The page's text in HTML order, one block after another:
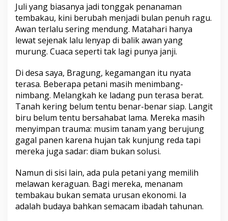
Juli yang biasanya jadi tonggak penanaman
tembakau, kini berubah menjadi bulan penuh ragu.
Awan terlalu sering mendung. Matahari hanya
lewat sejenak lalu lenyap di balik awan yang
murung. Cuaca seperti tak lagi punya janji.
Di desa saya, Bragung, kegamangan itu nyata
terasa. Beberapa petani masih menimbang-
nimbang. Melangkah ke ladang pun terasa berat.
Tanah kering belum tentu benar-benar siap. Langit
biru belum tentu bersahabat lama. Mereka masih
menyimpan trauma: musim tanam yang berujung
gagal panen karena hujan tak kunjung reda tapi
mereka juga sadar: diam bukan solusi.
Namun di sisi lain, ada pula petani yang memilih
melawan keraguan. Bagi mereka, menanam
tembakau bukan semata urusan ekonomi. Ia
adalah budaya bahkan semacam ibadah tahunan.